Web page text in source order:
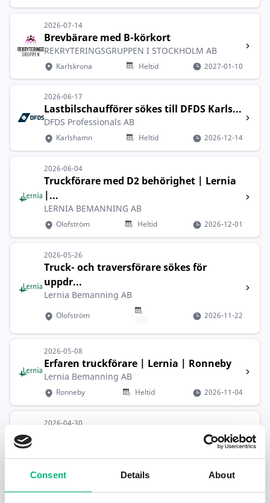
Consent Details About
2026-07-14
Brevbärare med B-körkort
REKRYTERINGSGRUPPEN I STOCKHOLM AB
Karlskrona Heltid 2027-01-10
2026-06-17
Lastbilschaufförer sökes till DFDS Karls...
DFDS Professionals AB
Karlshamn Heltid 2026-12-14
2026-06-04
Truckförare med D2 behörighet | Lernia
|...
LERNIA BEMANNING AB
Olofström Heltid 2026-12-01
2026-05-26
Truck- och traversförare sökes för
uppdr...
Lernia Bemanning AB
Olofström 2026-11-22
2026-05-08
Erfaren truckförare | Lernia | Ronneby
Lernia Bemanning AB
Ronneby Heltid 2026-11-04
2026-04-30